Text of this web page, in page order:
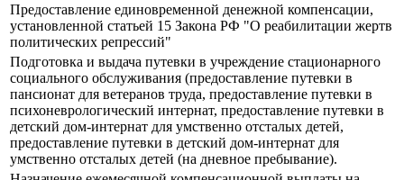
Предоставление единовременной денежной компенсации,
установленной статьей 15 Закона РФ "О реабилитации жертв
политических репрессий"
Подготовка и выдача путевки в учреждение стационарного
социального обслуживания (предоставление путевки в
пансионат для ветеранов труда, предоставление путевки в
психоневрологический интернат, предоставление путевки в
детский дом-интернат для умственно отсталых детей,
предоставление путевки в детский дом-интернат для
умственно отсталых детей (на дневное пребывание).